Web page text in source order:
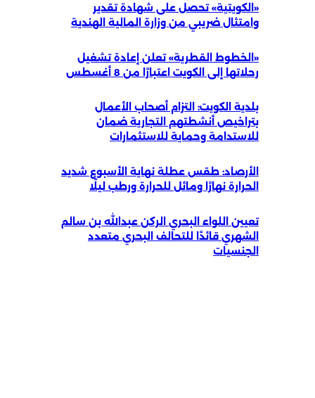
«الكويتية» تحصل على شهادة تقدير
وامتثال ضريبي من وزارة المالية الهندية
«الخطوط القطرية» تعلن إعادة تشغيل
رحلاتها إلى الكويت اعتبارًا من 8 أغسطس
بلدية الكويت: التزام أصحاب الأعمال
بتراخيص أنشطتهم التجارية ضمان
للاستدامة وحماية للاستثمارات
الأرصاد: طقس عطلة نهاية الأسبوع شديد
الحرارة نهارًا ومائل للحرارة ورطب ليلًا
تعيين اللواء البحري الركن عبدالله بن سالم
الشهري قائدًا للتحالف البحري متعدد
الجنسيات